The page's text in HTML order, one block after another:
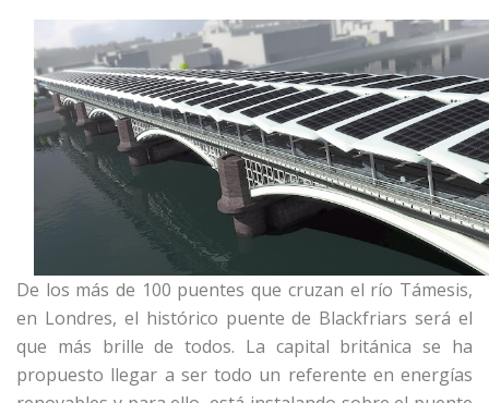
De los más de 100 puentes que cruzan el río Támesis,
en Londres, el histórico puente de Blackfriars será el
que más brille de todos. La capital británica se ha
propuesto llegar a ser todo un referente en energías